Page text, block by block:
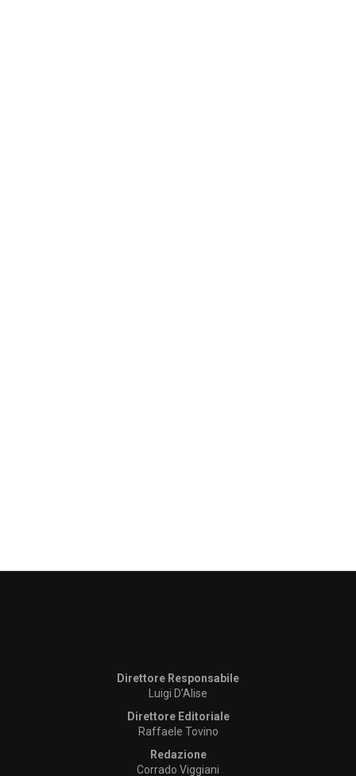
Direttore Responsabile
Luigi D’Alise
Direttore Editoriale
Raffaele Tovino
Redazione
Corrado Viggiani